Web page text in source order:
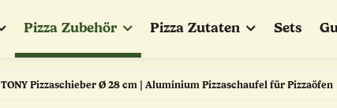
Pizza Zubehör Pizza Zutaten Sets
TONY Pizzaschieber Ø 28 cm | Aluminium Pizzaschaufel für Pizzaöfen